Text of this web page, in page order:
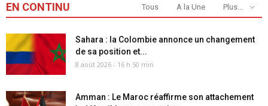
EN CONTINU Tous A la Une Plus...
Sahara : la Colombie annonce un changement
de sa position et...
8 août 2026 - 16 h 50 min
Amman : Le Maroc réaffirme son attachement